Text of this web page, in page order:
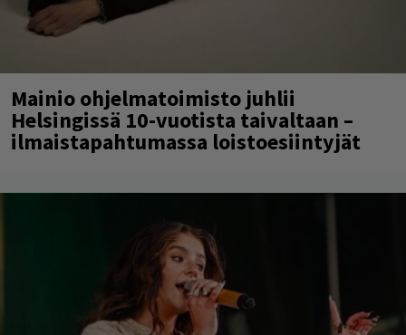
Mainio ohjelmatoimisto juhlii
Helsingissä 10-vuotista taivaltaan –
ilmaistapahtumassa loistoesiintyjät